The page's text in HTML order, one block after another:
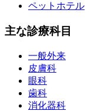
ペットホテル
主な診療科目
一般外来
皮膚科
眼科
歯科
消化器科